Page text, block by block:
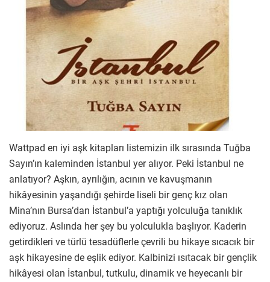
Wattpad en iyi aşk kitapları listemizin ilk sırasında Tuğba
Sayın’ın kaleminden İstanbul yer alıyor. Peki İstanbul ne
anlatıyor? Aşkın, ayrılığın, acının ve kavuşmanın
hikâyesinin yaşandığı şehirde liseli bir genç kız olan
Mina’nın Bursa’dan İstanbul’a yaptığı yolculuğa tanıklık
ediyoruz. Aslında her şey bu yolculukla başlıyor. Kaderin
getirdikleri ve türlü tesadüflerle çevrili bu hikaye sıcacık bir
aşk hikayesine de eşlik ediyor. Kalbinizi ısıtacak bir gençlik
hikâyesi olan İstanbul, tutkulu, dinamik ve heyecanlı bir